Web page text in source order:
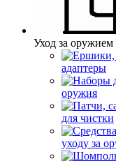
Уход за оружием
адаптеры
оружия
для чистки
уходу за